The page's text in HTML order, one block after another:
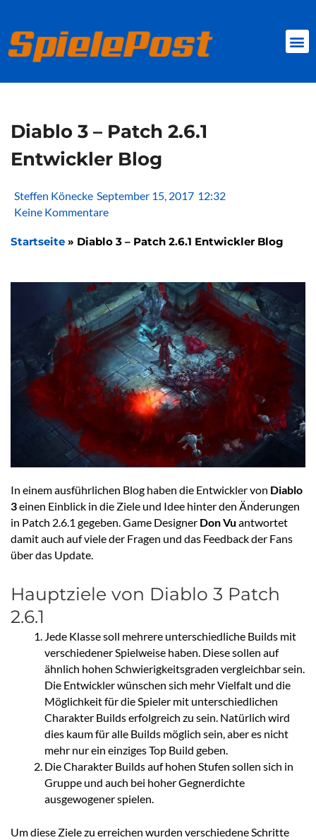
springen
Diablo 3 – Patch 2.6.1
Entwickler Blog
Steffen Könecke September 15, 2017 12:32
Keine Kommentare
Startseite » Diablo 3 – Patch 2.6.1 Entwickler Blog
In einem ausführlichen Blog haben die Entwickler von Diablo
3einen Einblick in die Ziele und Idee hinter den Änderungen
in Patch 2.6.1 gegeben. Game Designer Don Vu antwortet
damit auch auf viele der Fragen und das Feedback der Fans
über das Update.
Hauptziele von Diablo 3 Patch
2.6.1
Jede Klasse soll mehrere unterschiedliche Builds mit
verschiedener Spielweise haben. Diese sollen auf
ähnlich hohen Schwierigkeitsgraden vergleichbar sein.
Die Entwickler wünschen sich mehr Vielfalt und die
Möglichkeit für die Spieler mit unterschiedlichen
Charakter Builds erfolgreich zu sein. Natürlich wird
dies kaum für alle Builds möglich sein, aber es nicht
mehr nur ein einziges Top Build geben.
Die Charakter Builds auf hohen Stufen sollen sich in
Gruppe und auch bei hoher Gegnerdichte
ausgewogener spielen.
Um diese Ziele zu erreichen wurden verschiedene Schritte